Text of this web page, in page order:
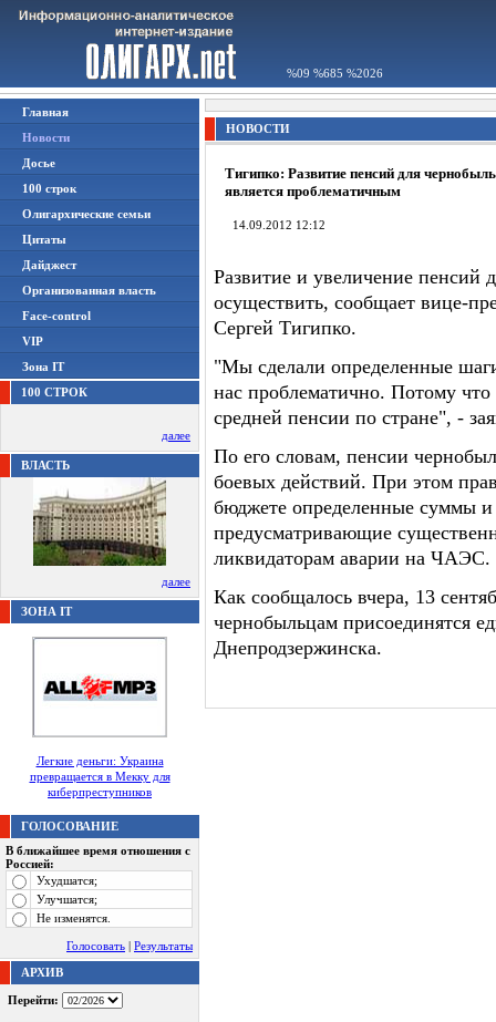
%09 %685 %2026
Главная
Новости
Досье
100 строк
Олигархические семьи
Цитаты
Дайджест
Организованная власть
Face-control
VIP
Зона IT
100 СТРОК
далее
ВЛАСТЬ
далее
ЗОНА IT
Легкие деньги: Украина
превращается в Мекку для
киберпреступников
ГОЛОСОВАНИЕ
В ближайшее время отношения с
Россией:
Ухудшатся;
Улучшатся;
Не изменятся.
Голосовать | Результаты
АРХИВ
Перейти:
НОВОСТИ
Тигипко: Развитие пенсий для
является проблематичным
14.09.2012 12:12
Развитие и увеличение пенсий
осуществить, сообщает вице-
Сергей Тигипко.
"Мы сделали определенные
нас проблематично. Потому
средней пенсии по стране", -
По его словам, пенсии
боевых действий. При этом
бюджете определенные суммы
предусматривающие
ликвидаторам аварии на ЧАЭС.
Как сообщалось вчера, 13
чернобыльцам присоединятся
Днепродзержинска.